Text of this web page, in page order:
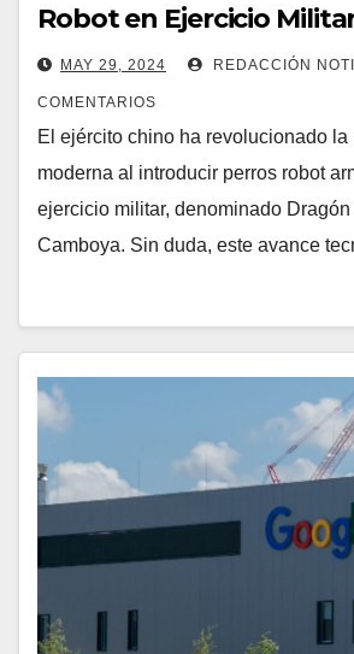
Robot en Ejercicio
MAY 29, 2024 REDACCIÓN
COMENTARIOS
El ejército chino ha revolucionado la
moderna al introducir perros robot
ejercicio militar, denominado
Camboya. Sin duda, este avance